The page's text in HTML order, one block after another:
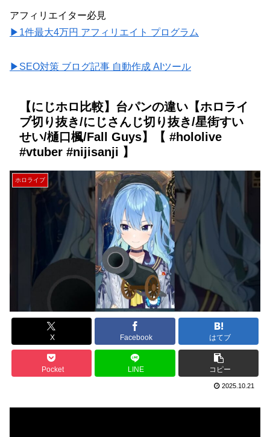
アフィリエイター必見
▶1件最大4万円 アフィリエイト プログラム
▶SEO対策 ブログ記事 自動作成 AIツール
【にじホロ比較】台パンの違い【ホロライ
ブ切り抜き/にじさんじ切り抜き/星街すい
せい/樋口楓/Fall Guys】【 #hololive
#vtuber #nijisanji 】
ホロライブ
X Facebook はてブ
Pocket LINE コピー
2025.10.21